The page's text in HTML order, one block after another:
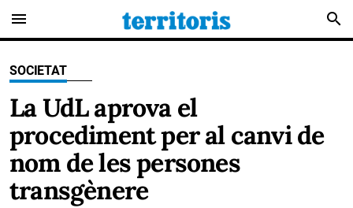
menu search
SOCIETAT
La UdL aprova el
procediment per al canvi de
nom de les persones
transgènere